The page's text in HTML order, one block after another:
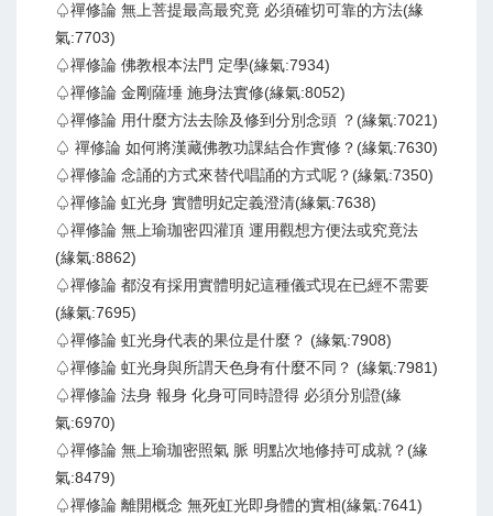
♤禪修論 無上菩提最高最究竟 必須確切可靠的方法(緣
氣:7703)
♤禪修論 佛教根本法門 定學(緣氣:7934)
♤禪修論 金剛薩埵 施身法實修(緣氣:8052)
♤禪修論 用什麼方法去除及修到分別念頭 ？(緣氣:7021)
♤ 禪修論 如何將漢藏佛教功課結合作實修？(緣氣:7630)
♤禪修論 念誦的方式來替代唱誦的方式呢？(緣氣:7350)
♤禪修論 虹光身 實體明妃定義澄清(緣氣:7638)
♤禪修論 無上瑜珈密四灌頂 運用觀想方便法或究竟法
(緣氣:8862)
♤禪修論 都沒有採用實體明妃這種儀式現在已經不需要
(緣氣:7695)
♤禪修論 虹光身代表的果位是什麼？ (緣氣:7908)
♤禪修論 虹光身與所謂天色身有什麼不同？ (緣氣:7981)
♤禪修論 法身 報身 化身可同時證得 必須分別證(緣
氣:6970)
♤禪修論 無上瑜珈密照氣 脈 明點次地修持可成就？(緣
氣:8479)
♤禪修論 離開概念 無死虹光即身體的實相(緣氣:7641)